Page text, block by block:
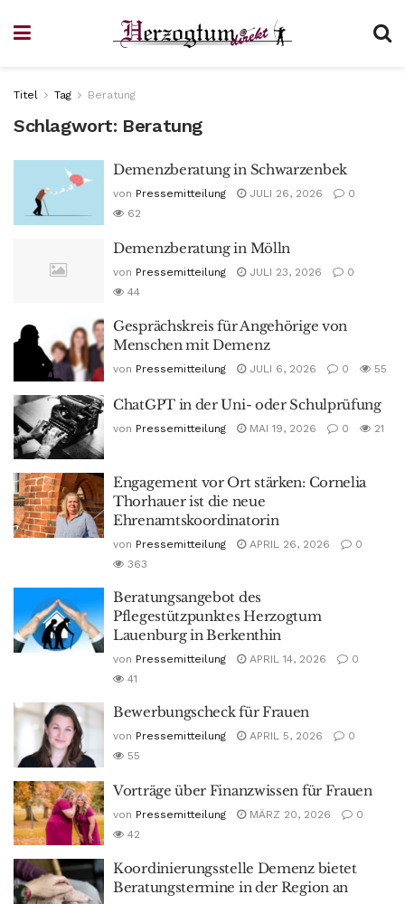
Titel Tag Beratung
Schlagwort: Beratung
Demenzberatung in Schwarzenbek
von Pressemitteilung JULI 26, 2026
0
62
Demenzberatung in Mölln
von Pressemitteilung JULI 23, 2026
0
44
Gesprächskreis für Angehörige von
Menschen mit Demenz
von Pressemitteilung JULI 6, 2026 0 55
ChatGPT in der Uni- oder Schulprüfung
von Pressemitteilung MAI 19, 2026 0 21
Engagement vor Ort stärken: Cornelia
Thorhauer ist die neue
Ehrenamtskoordinatorin
von Pressemitteilung APRIL 26, 2026
0
363
Beratungsangebot des
Pflegestützpunktes Herzogtum
Lauenburg in Berkenthin
von Pressemitteilung APRIL 14, 2026
0
41
Bewerbungscheck für Frauen
von Pressemitteilung APRIL 5, 2026
0
55
Vorträge über Finanzwissen für Frauen
von Pressemitteilung MÄRZ 20, 2026
0
42
Koordinierungsstelle Demenz bietet
Beratungstermine in der Region an